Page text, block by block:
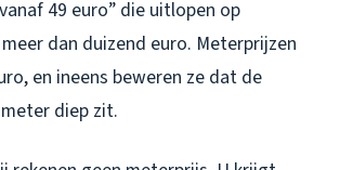
49 euro” die uitlopen op
dan duizend euro. Meterprijzen
en ineens beweren ze dat de
diep zit.